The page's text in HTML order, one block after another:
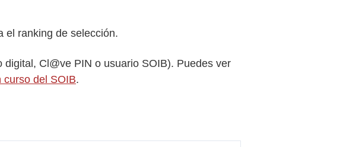
el ranking de selección.
Cl@ve PIN o usuario SOIB). Puedes ver
curso del SOIB.